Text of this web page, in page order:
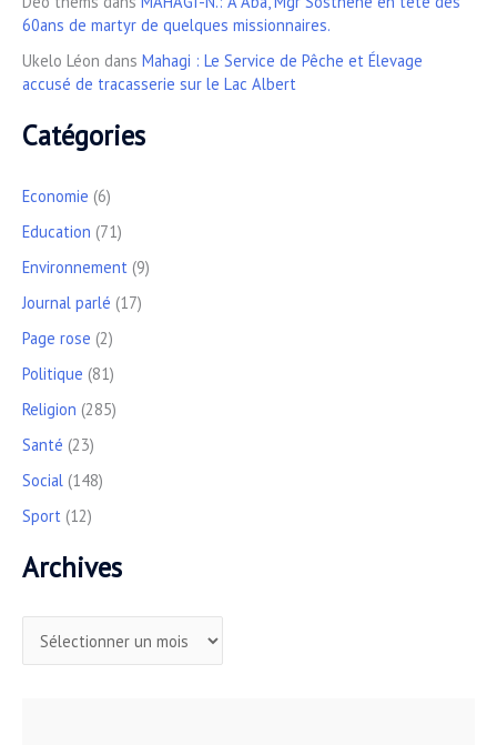
60ans de martyr de quelques missionnaires.
Ukelo Léon dans Mahagi : Le Service de Pêche et Élevage
accusé de tracasserie sur le Lac Albert
Catégories
Economie (6)
Education (71)
Environnement (9)
Journal parlé (17)
Page rose (2)
Politique (81)
Religion (285)
Santé (23)
Social (148)
Sport (12)
Archives